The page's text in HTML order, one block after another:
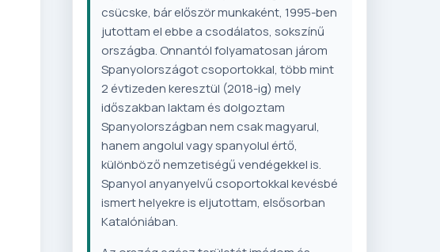
csücske, bár először munkaként, 1995-ben
jutottam el ebbe a csodálatos, sokszínű
országba. Onnantól folyamatosan járom
Spanyolországot csoportokkal, több mint
2 évtizeden keresztül (2018-ig) mely
időszakban laktam és dolgoztam
Spanyolországban nem csak magyarul,
hanem angolul vagy spanyolul értő,
különböző nemzetiségű vendégekkel is.
Spanyol anyanyelvű csoportokkal kevésbé
ismert helyekre is eljutottam, elsősorban
Katalóniában.